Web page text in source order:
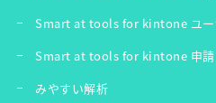
Smart at tools for kintone ユー
Smart at tools for kintone 申請
みやすい解析